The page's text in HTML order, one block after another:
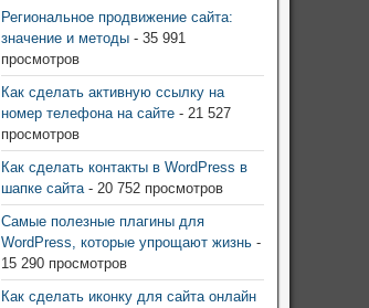
Региональное продвижение сайта:
значение и методы - 35 991
просмотров
Как сделать активную ссылку на
номер телефона на сайте - 21 527
просмотров
Как сделать контакты в WordPress в
шапке сайта- 20 752 просмотров
Самые полезные плагины для
WordPress, которые упрощают жизнь -
15 290 просмотров
Как сделать иконку для сайта онлайн